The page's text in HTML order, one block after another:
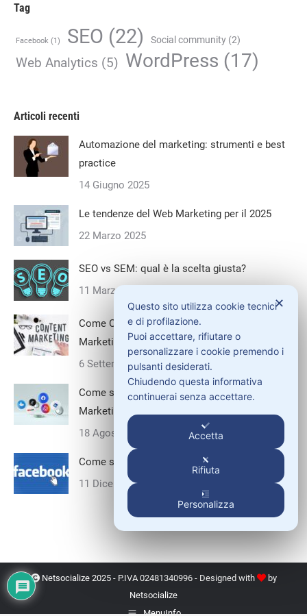
Tag
Facebook (1) SEO (22) Social community (2)
Web Analytics (5) WordPress (17)
Articoli recenti
Automazione del marketing: strumenti e best
practice
14 Giugno 2025
Le tendenze del Web Marketing per il 2025
22 Marzo 2025
SEO vs SEM: qual è la scelta giusta?
11 Marzo 2025
Come Creare una Strategia di Content
Marketing Efficace
6 Settembre 2024
Come sfruttare i Social Media per il B2B
Marketing
18 Agosto 2024
Come scrivere un post efficace su Facebook
11 Dicembre 2019
Netsocialize 2025 - P.IVA 02481340996 - Designed with
by
Netsocialize
MenuInfo
✕
Questo sito utilizza cookie tecnici
e di profilazione.
Puoi accettare, rifiutare o
personalizzare i cookie premendo i
pulsanti desiderati.
Chiudendo questa informativa
continuerai senza accettare.
Accetta
Rifiuta
Personalizza